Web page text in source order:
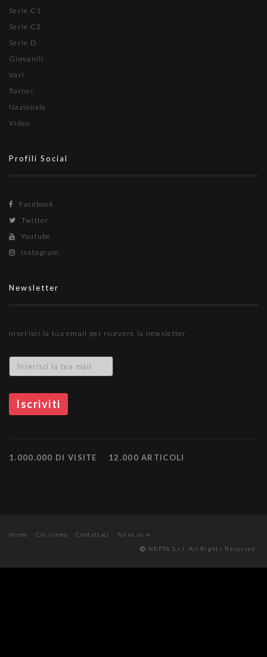
Serie C1
Serie C2
Serie D
Giovanili
Vari
Tornei
Nazionale
Video
Profili Social
Facebook
Twitter
Youtube
Instagram
Newsletter
Inserisci la tua email per ricevere la newsletter
1.000.000 DI VISITE 12.000 ARTICOLI
Home Chi siamo Contattaci
Torna su
NEPTA S.r.l. All Rights Reserved.